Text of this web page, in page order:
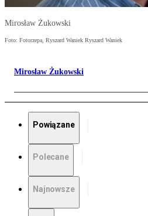
Mirosław Żukowski
Foto: Fotorzepa, Ryszard Waniek Ryszard Waniek
Mirosław Żukowski
Powiązane
Polecane
Najnowsze